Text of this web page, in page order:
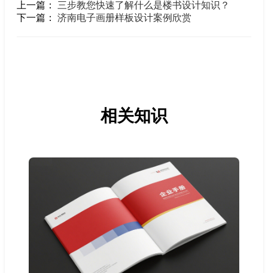
上一篇： 三步教您快速了解什么是楼书设计知识？
下一篇： 济南电子画册样板设计案例欣赏
相关知识